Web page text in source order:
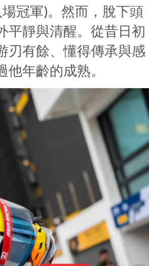
冠軍)。然而，脫下頭
平靜與清醒。從昔日初
刃有餘、懂得傳承與感
年齡的成熟。